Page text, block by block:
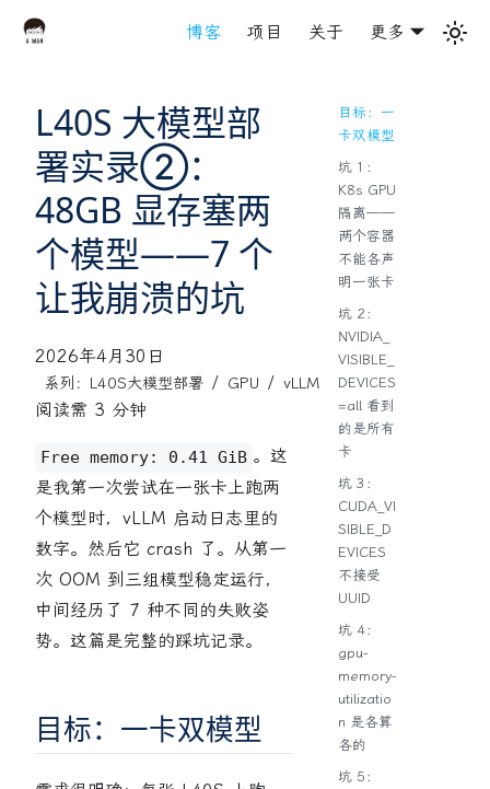
博客 项目 关于 更多
L40S 大模型部
署实录②：
48GB 显存塞两
个模型——7 个
让我崩溃的坑
2026年4月30日
系列：L40S大模型部署 / GPU / vLLM
阅读需 3 分钟
Free memory: 0.41 GiB 。这
是我第一次尝试在一张卡上跑两
个模型时，vLLM 启动日志里的
数字。然后它 crash 了。从第一
次 OOM 到三组模型稳定运行，
中间经历了 7 种不同的失败姿
势。这篇是完整的踩坑记录。
目标：一卡双模型
目标：一
卡双模型
坑 1：
K8s GPU
隔离——
两个容器
不能各声
明一张卡
坑 2：
NVIDIA_
VISIBLE_
DEVICES
=all 看到
的是所有
卡
坑 3：
CUDA_VI
SIBLE_D
EVICES
不接受
UUID
坑 4：
gpu-
memory-
utilizatio
n 是各算
各的
坑 5：